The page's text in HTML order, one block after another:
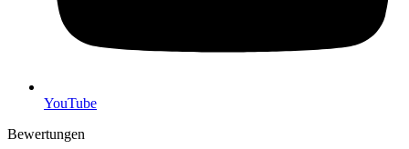
YouTube
Bewertungen